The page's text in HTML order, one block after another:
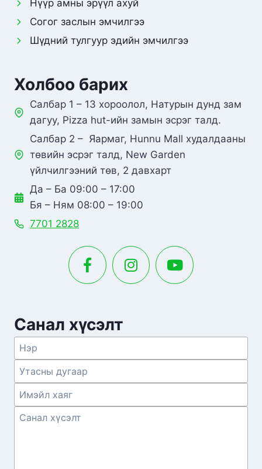
Нүүр амны эрүүл ахуй
Согог заслын эмчилгээ
Шүдний тулгуур эдийн эмчилгээ
Санал хүсэлт
Холбоо барих
Салбар 1 – 13 хороолол, Натурын дунд зам
дагуу, Pizza hut-ийн замын эсрэг талд.
Салбар 2 – Яармаг, Hunnu Mall худалдааны
төвийн эсрэг талд, New Garden
үйлчилгээний төв, 2 давхарт
Да – Ба 09:00 – 17:00
Бя – Ням 08:00 – 19:00
7701 2828